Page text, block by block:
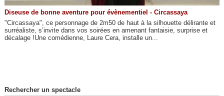
Diseuse de bonne aventure pour évènementiel - Circassaya
"Circassaya", ce personnage de 2m50 de haut à la silhouette délirante et
surréaliste, s’invite dans vos soirées en amenant fantaisie, surprise et
décalage !Une comédienne, Laure Cera, installe un...
Rechercher un spectacle